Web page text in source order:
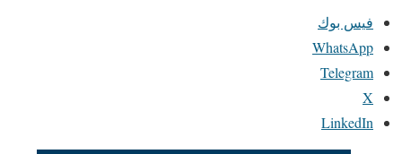
فيس بوك
WhatsApp
Telegram
X
LinkedIn